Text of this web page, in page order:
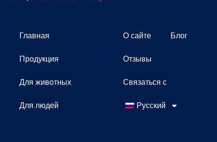
Главная
Продукция
Для животных
Для людей
О сайте Блог
Отзывы
Связаться с
Русский